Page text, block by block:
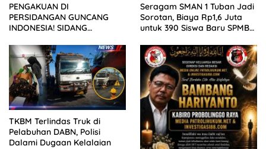
PENGAKUAN DI
PERSIDANGAN GUNCANG
INDONESIA! SIDANG
KELUARGA KORBAN
MENGAMUK DI PN MALANG
Seragam SMAN 1 Tuban Jadi
Sorotan, Biaya Rp1,6 Juta
untuk 390 Siswa Baru SPMB
TKBM Terlindas Truk di
Pelabuhan DABN, Polisi
Dalami Dugaan Kelalaian